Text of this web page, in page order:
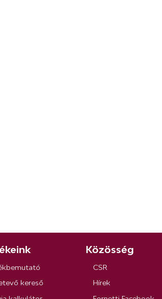
kereső
Közösség
CSR
Hírek